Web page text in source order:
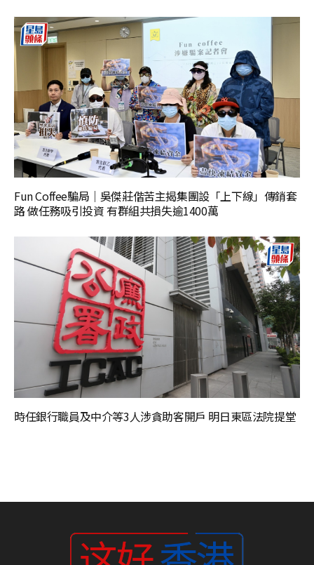
Fun Coffee騙局｜吳傑莊偕苦主揭集團設「上下線」傳銷套
路 做任務吸引投資 有群組共損失逾1400萬
時任銀行職員及中介等3人涉貪助客開戶 明日東區法院提堂